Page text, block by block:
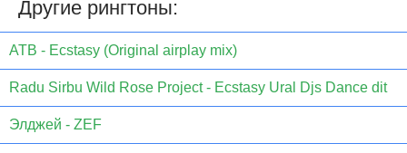
Другие рингтоны:
ATB - Ecstasy (Original airplay mix)
Radu Sirbu Wild Rose Project - Ecstasy Ural Djs Dance dit
Элджей - ZEF